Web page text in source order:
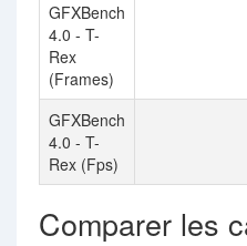
GFXBench
4.0 - T-
Rex
(Frames)
GFXBench
4.0 - T-
Rex (Fps)
Comparer les